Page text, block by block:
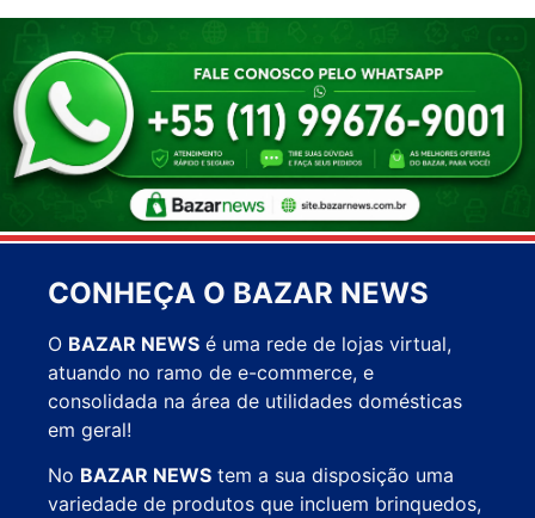
CONHEÇA O BAZAR NEWS
O BAZAR NEWS é uma rede de lojas virtual,
atuando no ramo de e-commerce, e
consolidada na área de utilidades domésticas
em geral!
No BAZAR NEWS tem a sua disposição uma
variedade de produtos que incluem brinquedos,